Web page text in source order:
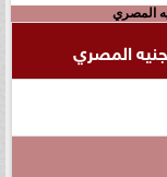
المصري
المصري